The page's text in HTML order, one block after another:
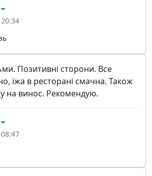
Позитивні сторони. Все
їжа в ресторані смачна. Також
на винос. Рекомендую.